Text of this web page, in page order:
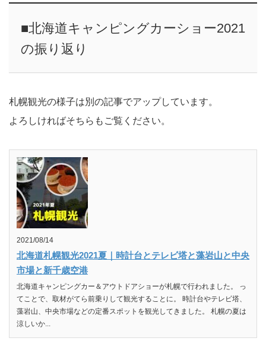
■北海道キャンピングカーショー2021
の振り返り
札幌観光の様子は別の記事でアップしています。
よろしければそちらもご覧ください。
2021/08/14
北海道札幌観光2021夏｜時計台とテレビ塔と藻岩山と中央
市場と新千歳空港
北海道キャンピングカー＆アウトドアショーが札幌で行われました。 っ
てことで、取材がてら前乗りして観光することに。 時計台やテレビ塔、
藻岩山、中央市場などの定番スポットを観光してきました。 札幌の夏は
涼しいか...